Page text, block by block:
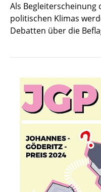
Als Begleiterscheinung
politischen Klimas
Debatten über die